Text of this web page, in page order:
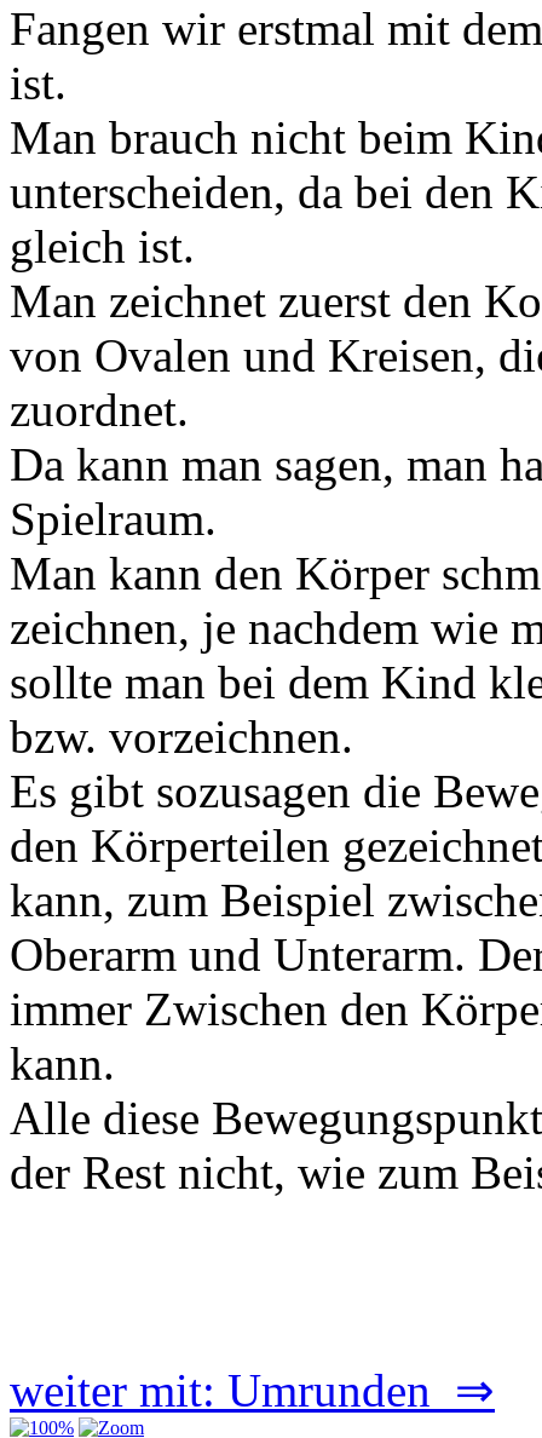
Fangen wir erstmal mit
ist.
Man brauch nicht beim
unterscheiden, da bei den
gleich ist.
Man zeichnet zuerst den
von Ovalen und Kreisen,
zuordnet.
Da kann man sagen, man
Spielraum.
Man kann den Körper
zeichnen, je nachdem wie
sollte man bei dem Kind
bzw. vorzeichnen.
Es gibt sozusagen die
den Körperteilen
kann, zum Beispiel
Oberarm und Unterarm.
immer Zwischen den
kann.
Alle diese
der Rest nicht, wie zum
weiter mit: Umrunden ⇒